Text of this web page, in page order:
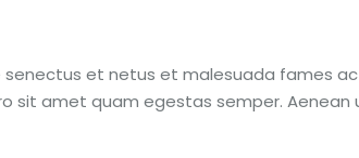
et netus et malesuada fames
sit amet quam egestas semper. Aenean